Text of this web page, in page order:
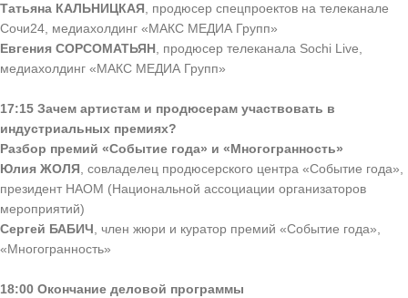
Татьяна КАЛЬНИЦКАЯ , продюсер спецпроектов на телеканале
Сочи24, медиахолдинг «МАКС МЕДИА Групп»
Евгения СОРСОМАТЬЯН , продюсер телеканала Sochi Live,
медиахолдинг «МАКС МЕДИА Групп»
17:15 Зачем артистам и продюсерам участвовать в
индустриальных премиях?
Разбор премий «Событие года» и «Многогранность»
Юлия ЖОЛЯ , совладелец продюсерского центра «Событие года»,
президент НАОМ (Национальной ассоциации организаторов
мероприятий)
Сергей БАБИЧ , член жюри и куратор премий «Событие года»,
«Многогранность»
18:00 Окончание деловой программы